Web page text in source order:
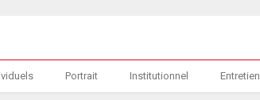
Portrait Institutionnel Entretien